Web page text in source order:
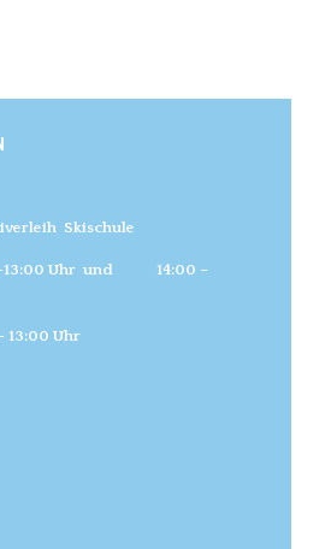
Skischule
Uhr und 14:00 –
Uhr